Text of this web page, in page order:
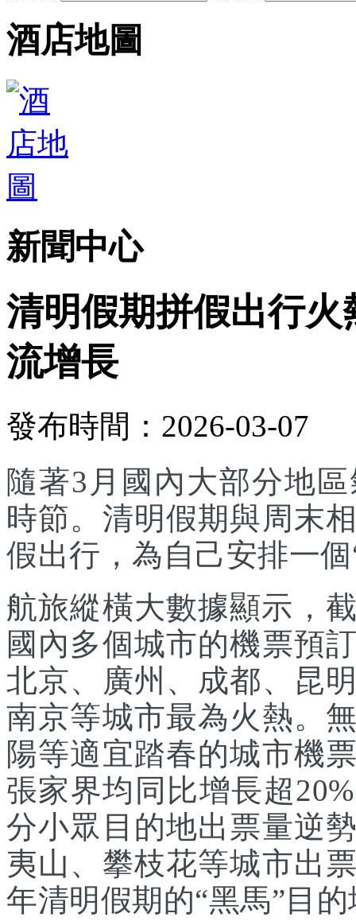
酒店地圖
新聞中心
清明假期拼假出行
流增長
發布時間：2026-03-07
隨著3月國內大部分地
時節。清明假期與周末
假出行，為自己安排一
航旅縱橫大數據顯示，
國內多個城市的機票預
北京、廣州、成都、昆
南京等城市最為火熱。
陽等適宜踏春的城市機
張家界均同比增長超
分小眾目的地出票量逆
夷山、攀枝花等城市出
年清明假期的“黑馬”目